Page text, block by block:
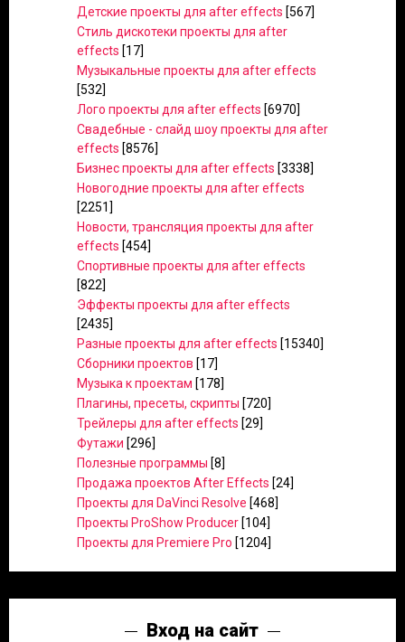
Детские проекты для after effects [567]
Стиль дискотеки проекты для after
effects [17]
Музыкальные проекты для after effects
[532]
Лого проекты для after effects [6970]
Свадебные - слайд шоу проекты для after
effects [8576]
Бизнес проекты для after effects [3338]
Новогодние проекты для after effects
[2251]
Новости, трансляция проекты для after
effects [454]
Спортивные проекты для after effects
[822]
Эффекты проекты для after effects
[2435]
Разные проекты для after effects [15340]
Сборники проектов [17]
Музыка к проектам [178]
Плагины, пресеты, скрипты [720]
Трейлеры для after effects [29]
Футажи [296]
Полезные программы [8]
Продажа проектов After Effects [24]
Проекты для DaVinci Resolve [468]
Проекты ProShow Producer [104]
Проекты для Premiere Pro [1204]
Вход на сайт